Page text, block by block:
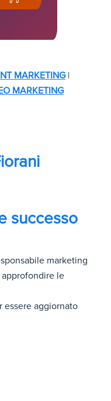
MARKETING |
MARKETING
successo
marketing
le
essere aggiornato